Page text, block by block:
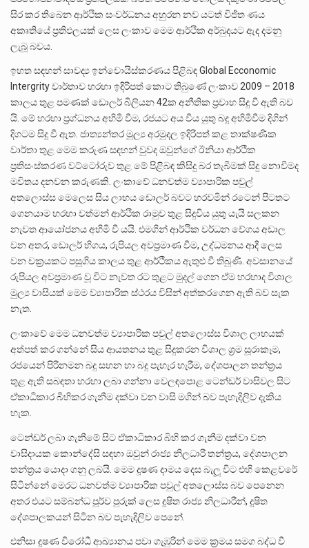
සිර කර තිබෙන ආර්ථික සංවර්ධනය අහුරන නව යටත් විජිත ණය
අකෘතියේ ප්‍රතිඵලයක් ලෙස ලංකාව මෙම ආර්ථික අර්බුදයට ඇද දමනු
ලැබූ බවය.
ඉහත සඳහන් සාවද්‍ය ඉන්වොයිස්කරණය පිළිබඳ Global Ecconomic
Intergrity වාර්තාව හරහා ඉදිරිපත් කොට තිබු‍ණේ ලංකාව 2009 – 2018
කාලය තුළ පමණක් ඩොලර් බිලියන 42ක අනීතික ප්‍රවාහ සිදු වී ඇති බව
යි. මේ හරහා ප්‍රග්ධනය අහිමි වීම, රජයට අය විය යුතු බදු අහිමිවීම දිගින්
දිගටම සිදු වී ඇත. ජාත්‍යන්තර මූල්‍ය අරමුදල ඉදිරිපත් කළ තාක්ෂණික
වාර්තා තුළ මෙම කරුණ සඳහන් වුවද ඔවුන්ගේ ඊනියා ආර්ථික
ප්‍රතිසංස්කරණ වට්ටෝරුව තුළ මේ පිළිබඳ කිසිදු බර තැබීමක් සිදු නොවීමද
මවිතය දනවන කරුණකි. ලංකාවේ ධනවත්ම ව්‍යාපාරික පවුල්
අතලොස්ස මෙලෙස සිය ලාභය ඩොලර් බවට හරවමින් රටෙන් පිටතට
ගෙනයාම හරහා වත්මන් ආර්ථික රාමුව තුළ සිදුවිය යුතු යැයි සලකන
නැවත ආයෝජනය අහිමි වී යයි. එමගින් ආර්ථික වර්ධන වේගය අඩාල
වන අතර, ඩොලර් හිගය, රුපියල අවප්‍රමාණ වීම, උද්ධමනය ආදී ලෙස
වන චක්‍රයකට පසුගිය කාලය තුළ ආර්ථිකය ඇතුළු වී තිබුණි. අවසානයේ
රුපියල අවප්‍රමාණ වූ විට නැවත රට තුළට මුදල් ගෙන ඒම හරහාද විශාල
මුල්‍ය වාසියක් මෙම ව්‍යාපාරික ස්ථරය විසින් අත්කරගෙන ඇති බව සැක
නැත.
ලංකාවේ මෙම ධනවත්ම ව්‍යාපාරික පවුල් අතලොස්ස විශාල ලාභයක්
අත්පත් කර ගන්නේ සිය ආයතනය තුළ සිදුකරන විශාල ශ්‍රම සූරාකෑම,
රජයෙන් පිරිනමන බදු සහන හා බදු පැහැර හැරීම, දේශපාලන තන්ත්‍රය
තුළ ඇති සබඳතා හරහා ලබා ගන්නා වෙලඳපොළ ටෙන්ඩර් වාසිවල සිට
ඒකාධිකාර බිහිකර ගැනීම දක්වා වන වාසි මගින් බව පැහැදිලිව දැකිය
හැක.
ටෙන්ඩර් ලබා ගැනීමේ සිට ඒකාධිකාර බිහි කර ගැනීම දක්වා වන
වාසිදායක කොන්දේසි සඳහා ඔවුන් රාජ්‍ය නිලධාරී තන්ත්‍රය, දේශපාලන
තන්ත්‍රය යොදා ගනු ලබයි. මෙම දූෂණ දාමය දෙස බැලූ විට එහි කෙළවරේ
සිටින්නේ මෙරට ධනවත්ම ව්‍යාපාරික පවුල් අතලොස්ස බව පෙනෙන
අතර එයට සම්බන්ධ පූර්ව පුරුක් ලෙස දූෂිත රාජ්‍ය නිලධාරීන්, දූෂිත
දේශපාලකයන් සිටින බව පැහැදිලිව පෙනේ.
එනිසා දූෂණ විරෝධී ආඛ්‍යානය පවා ගැඹුරින් මෙම ක්‍රමය සමග බද්ධ වී